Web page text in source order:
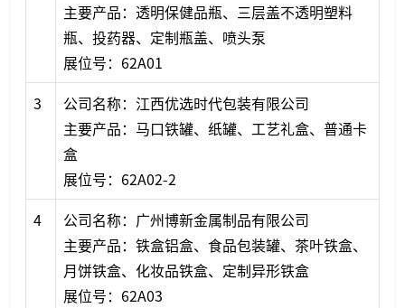
主要产品：透明保健品瓶、三层盖不透明塑料
瓶、投药器、定制瓶盖、喷头泵
展位号：62A01
3
公司名称：江西优选时代包装有限公司
主要产品：马口铁罐、纸罐、工艺礼盒、普通卡
盒
展位号：62A02-2
4
公司名称：广州博新金属制品有限公司
主要产品：铁盒铝盒、食品包装罐、茶叶铁盒、
月饼铁盒、化妆品铁盒、定制异形铁盒
展位号：62A03